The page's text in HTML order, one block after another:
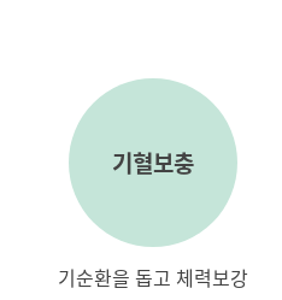
기혈보충
기순환을 돕고 체력보강